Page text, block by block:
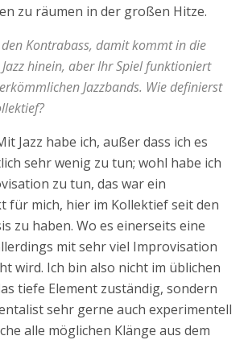
zu räumen in der großen Hitze.
Kontrabass, damit kommt in die
hinein, aber Ihr Spiel funktioniert
Jazzbands. Wie definierst
Jazz habe ich, außer dass ich es
sehr wenig zu tun; wohl habe ich
zu tun, das war ein
für mich, hier im Kollektief seit den
zu haben. Wo es einerseits eine
mit sehr viel Improvisation
wird. Ich bin also nicht im üblichen
tiefe Element zuständig, sondern
sehr gerne auch experimentell
alle möglichen Klänge aus dem